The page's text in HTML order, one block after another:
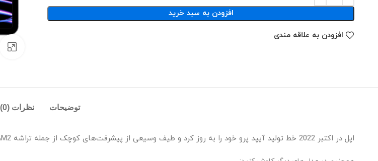
افزودن به سبد خرید
افزودن به علاقه مندی
توضیحات نظرات (0)
اپل در اکتبر 2022 خط تولید آیپد پرو خود را به روز کرد و طیف وسیعی از پیشرفت‌های کوچک از جمله تراشه M2، شناور مداد اپل، ضبط ویدئو ProRes، بلوتوث 5.3 و Wi-Fi 6E را معرفی کرد.